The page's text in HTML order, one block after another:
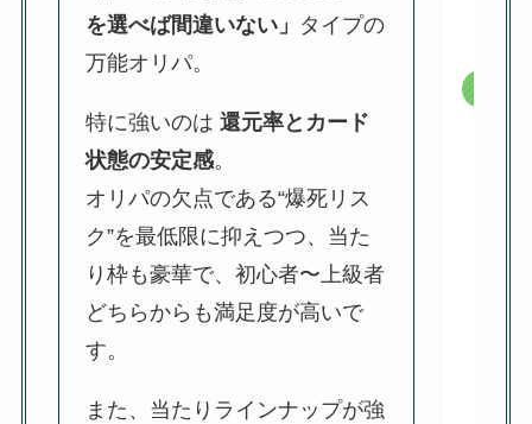
を選べば間違いない」 タイプの
万能オリパ。
特に強いのは還元率とカード
状態の安定感。
オリパの欠点である“爆死リス
ク”を最低限に抑えつつ、当た
り枠も豪華で、初心者〜上級者
どちらからも満足度が高いで
す。
また、当たりラインナップが強